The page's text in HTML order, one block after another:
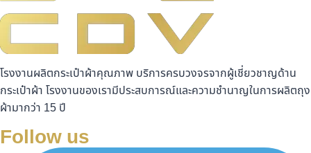
โรงงานผลิตกระเป๋าผ้าคุณภาพ บริการครบวงจรจากผู้เชี่ยวชาญด้าน
กระเป๋าผ้า โรงงานของเรามีประสบการณ์และความชำนาญในการผลิตถุง
ผ้ามากว่า 15 ปี
Follow us